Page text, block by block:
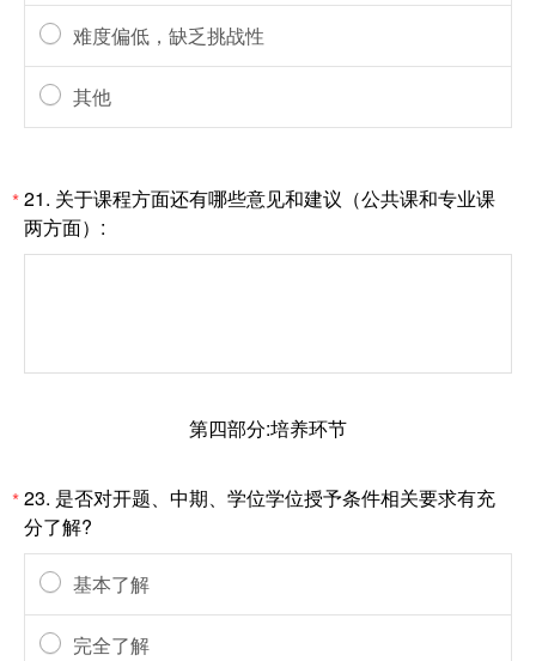
难度偏低，缺乏挑战性
其他
*21. 关于课程方面还有哪些意见和建议（公共课和专业课
两方面）:
第四部分:培养环节
*23. 是否对开题、中期、学位学位授予条件相关要求有充
分了解?
基本了解
完全了解